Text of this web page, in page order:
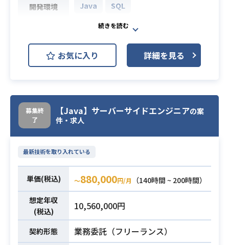
開発環境 Java SQL
業務内容
人事労務系パッケージソフトウェア
のカスタマイズ開発作業。 詳細設計
書作成、コーディング、単体テス
ト、内部結合テストを対応していい
必須スキル
・Javaでの開発経験1年以上
・SQLが書ける方
お気に入り 詳細を見る
募集終
了
【Java】サーバーサイドエンジニアの案
件・求人
最新技術を取り入れている
単価(税込) 〜880,000円/月
（140時間 ~ 200時間）
想定年収
(税込)
10,560,000円
契約形態 業務委託（フリーランス）